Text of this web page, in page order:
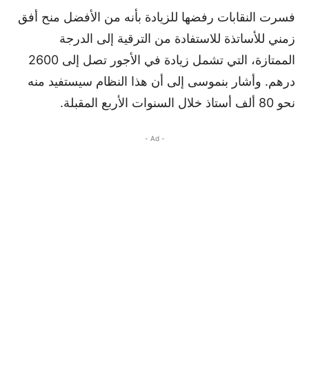
فسرت النقابات رفضها للزيادة بأنه من الأفضل منح أفق
زمني للأساتذة للاستفادة من الترقية إلى الدرجة
الممتازة، التي تشمل زيادة في الأجور تصل إلى 2600
درهم. وأشار بنموسى إلى أن هذا النظام سيستفيد منه
نحو 80 ألف أستاذ خلال السنوات الأربع المقبلة.
- Ad -